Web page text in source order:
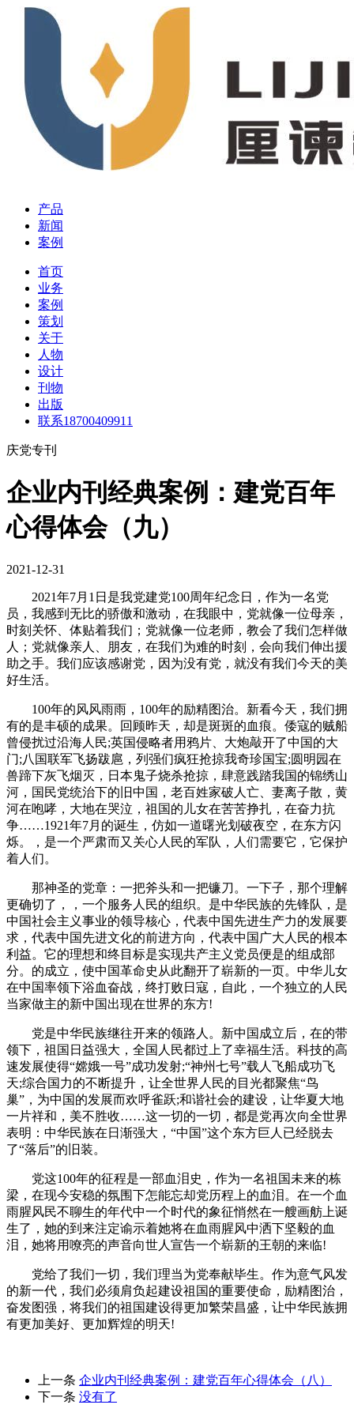
产品
新闻
案例
首页
业务
案例
策划
关于
人物
设计
刊物
出版
联系18700409911
庆党专刊
企业内刊经典案例：建党百年
心得体会（九）
2021-12-31
2021年7月1日是我党建党100周年纪念日，作为一名党
员，我感到无比的骄傲和激动，在我眼中，党就像一位母亲，
时刻关怀、体贴着我们；党就像一位老师，教会了我们怎样做
人；党就像亲人、朋友，在我们为难的时刻，会向我们伸出援
助之手。我们应该感谢党，因为没有党，就没有我们今天的美
好生活。
100年的风风雨雨，100年的励精图治。新看今天，我们拥
有的是丰硕的成果。回顾昨天，却是斑斑的血痕。倭寇的贼船
曾侵扰过沿海人民;英国侵略者用鸦片、大炮敲开了中国的大
门;八国联军飞扬跋扈，列强们疯狂抢掠我奇珍国宝;圆明园在
兽蹄下灰飞烟灭，日本鬼子烧杀抢掠，肆意践踏我国的锦绣山
河，国民党统治下的旧中国，老百姓家破人亡、妻离子散，黄
河在咆哮，大地在哭泣，祖国的儿女在苦苦挣扎，在奋力抗
争……1921年7月的诞生，仿如一道曙光划破夜空，在东方闪
烁。，是一个严肃而又关心人民的军队，人们需要它，它保护
着人们。
那神圣的党章：一把斧头和一把镰刀。一下子，那个理解
更确切了，，一个服务人民的组织。是中华民族的先锋队，是
中国社会主义事业的领导核心，代表中国先进生产力的发展要
求，代表中国先进文化的前进方向，代表中国广大人民的根本
利益。它的理想和终目标是实现共产主义党员便是的组成部
分。的成立，使中国革命史从此翻开了崭新的一页。中华儿女
在中国率领下浴血奋战，终打败日寇，自此，一个独立的人民
当家做主的新中国出现在世界的东方!
党是中华民族继往开来的领路人。新中国成立后，在的带
领下，祖国日益强大，全国人民都过上了幸福生活。科技的高
速发展使得“嫦娥一号”成功发射;“神州七号”载人飞船成功飞
天;综合国力的不断提升，让全世界人民的目光都聚焦“鸟
巢”，为中国的发展而欢呼雀跃;和谐社会的建设，让华夏大地
一片祥和，美不胜收……这一切的一切，都是党再次向全世界
表明：中华民族在日渐强大，“中国”这个东方巨人已经脱去
了“落后”的旧装。
党这100年的征程是一部血泪史，作为一名祖国未来的栋
梁，在现今安稳的氛围下怎能忘却党历程上的血泪。在一个血
雨腥风民不聊生的年代中一个时代的象征悄然在一艘画舫上诞
生了，她的到来注定谕示着她将在血雨腥风中洒下坚毅的血
泪，她将用嘹亮的声音向世人宣告一个崭新的王朝的来临!
党给了我们一切，我们理当为党奉献毕生。作为意气风发
的新一代，我们必须肩负起建设祖国的重要使命，励精图治，
奋发图强，将我们的祖国建设得更加繁荣昌盛，让中华民族拥
有更加美好、更加辉煌的明天!
上一条 企业内刊经典案例：建党百年心得体会（八）
下一条 没有了